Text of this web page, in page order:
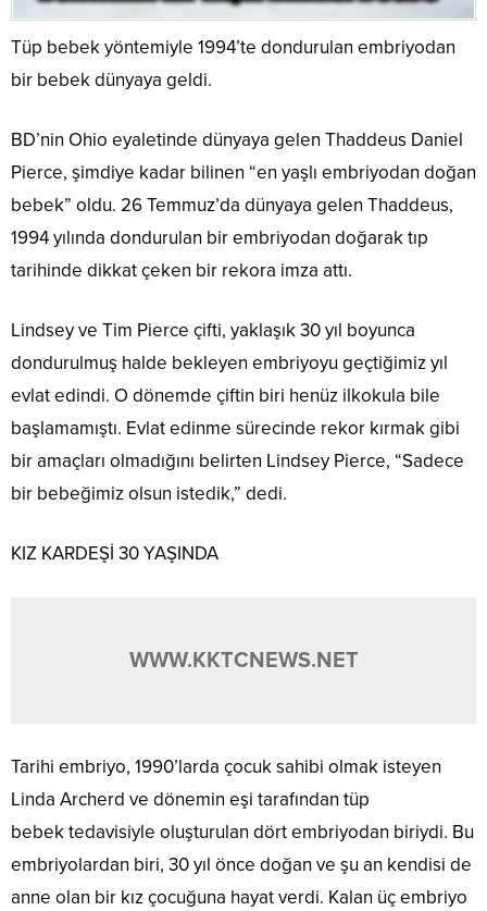
Tüp bebek yöntemiyle 1994’te dondurulan embriyodan
bir bebek dünyaya geldi.
BD’nin Ohio eyaletinde dünyaya gelen Thaddeus Daniel
Pierce, şimdiye kadar bilinen “en yaşlı embriyodan doğan
bebek” oldu. 26 Temmuz’da dünyaya gelen Thaddeus,
1994 yılında dondurulan bir embriyodan doğarak tıp
tarihinde dikkat çeken bir rekora imza attı.
Lindsey ve Tim Pierce çifti, yaklaşık 30 yıl boyunca
dondurulmuş halde bekleyen embriyoyu geçtiğimiz yıl
evlat edindi. O dönemde çiftin biri henüz ilkokula bile
başlamamıştı. Evlat edinme sürecinde rekor kırmak gibi
bir amaçları olmadığını belirten Lindsey Pierce, “Sadece
bir bebeğimiz olsun istedik,” dedi.
KIZ KARDEŞİ 30 YAŞINDA
WWW.KKTCNEWS.NET
Tarihi embriyo, 1990’larda çocuk sahibi olmak isteyen
Linda Archerd ve dönemin eşi tarafından tüp
bebek tedavisiyle oluşturulan dört embriyodan biriydi. Bu
embriyolardan biri, 30 yıl önce doğan ve şu an kendisi de
anne olan bir kız çocuğuna hayat verdi. Kalan üç embriyo